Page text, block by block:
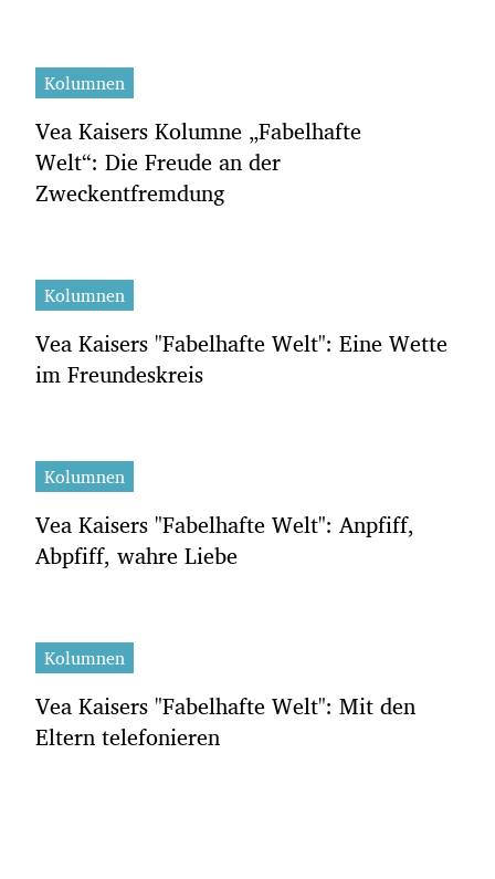
Kolumnen
Vea Kaisers Kolumne „Fabelhafte
Welt“: Die Freude an der
Zweckentfremdung
Kolumnen
Vea Kaisers "Fabelhafte Welt": Eine Wette
im Freundeskreis
Kolumnen
Vea Kaisers "Fabelhafte Welt": Anpfiff,
Abpfiff, wahre Liebe
Kolumnen
Vea Kaisers "Fabelhafte Welt": Mit den
Eltern telefonieren